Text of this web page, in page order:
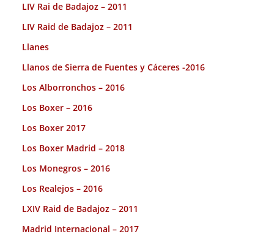
LIV Rai de Badajoz – 2011
LIV Raid de Badajoz – 2011
Llanes
Llanos de Sierra de Fuentes y Cáceres -2016
Los Alborronchos – 2016
Los Boxer – 2016
Los Boxer 2017
Los Boxer Madrid – 2018
Los Monegros – 2016
Los Realejos – 2016
LXIV Raid de Badajoz – 2011
Madrid Internacional – 2017